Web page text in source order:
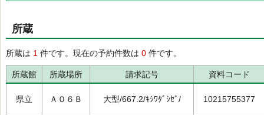
所蔵
所蔵は 1 件です。現在の予約件数は 0 件です。
所蔵館 所蔵場所 請求記号 資料コード
県立 Ａ０６Ｂ 大型/667.2/ｷｼﾜﾀﾞｼｾﾞ/ 10215755377